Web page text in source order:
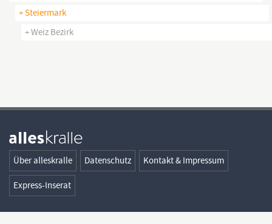
+ Steiermark
+ Weiz Bezirk
Über alleskralle Datenschutz Kontakt & Impressum
Express-Inserat